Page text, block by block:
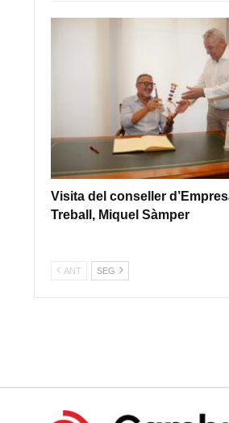
Visita del conseller
Treball, Miquel Sàmper
ANT SEG